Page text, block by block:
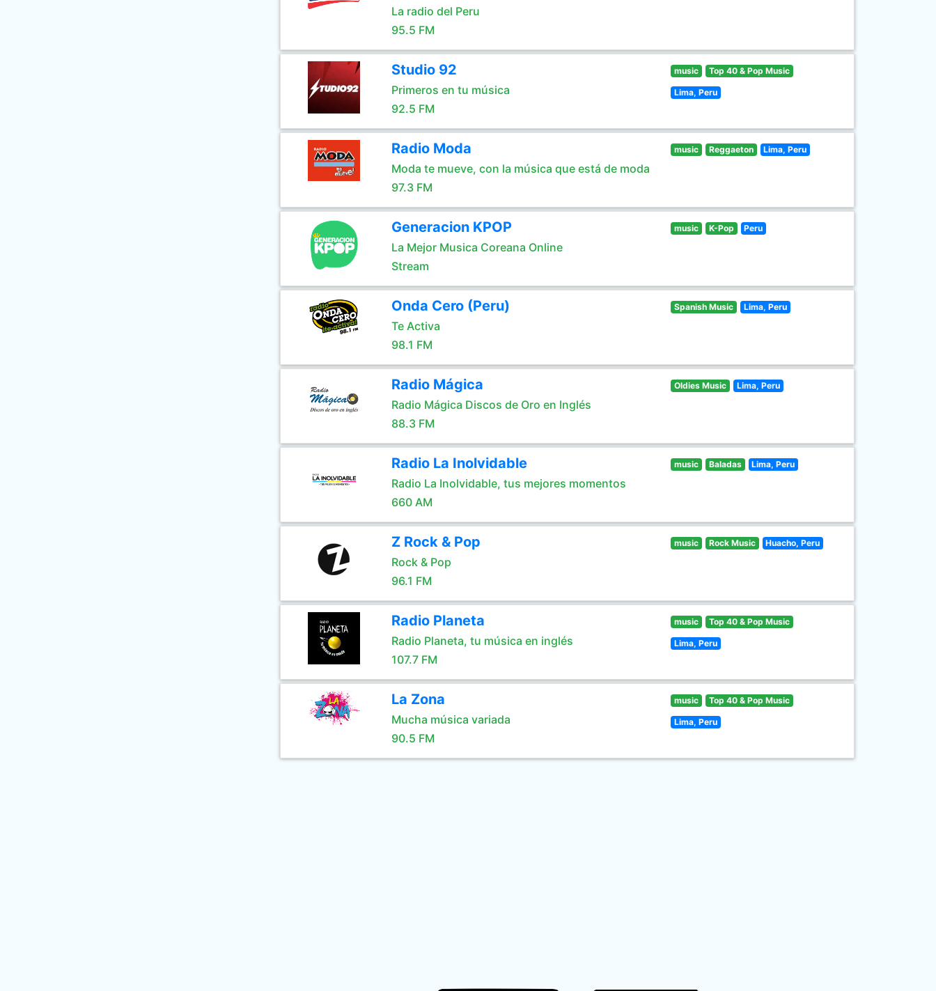
La radio del Peru
95.5 FM
Studio 92
Primeros en tu música
92.5 FM
music Top 40 & Pop Music
Lima, Peru
Radio Moda
Moda te mueve, con la música que está de moda
97.3 FM
music Reggaeton Lima, Peru
Generacion KPOP
La Mejor Musica Coreana Online
Stream
music K-Pop Peru
Onda Cero (Peru)
Te Activa
98.1 FM
Spanish Music Lima, Peru
Radio Mágica
Radio Mágica Discos de Oro en Inglés
88.3 FM
Oldies Music Lima, Peru
Radio La Inolvidable
Radio La Inolvidable, tus mejores momentos
660 AM
music Baladas Lima, Peru
Z Rock & Pop
Rock & Pop
96.1 FM
music Rock Music Huacho, Peru
Radio Planeta
Radio Planeta, tu música en inglés
107.7 FM
music Top 40 & Pop Music
Lima, Peru
La Zona
Mucha música variada
90.5 FM
music Top 40 & Pop Music
Lima, Peru